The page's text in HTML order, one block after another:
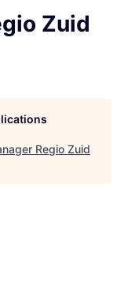
Zuid
Regio Zuid